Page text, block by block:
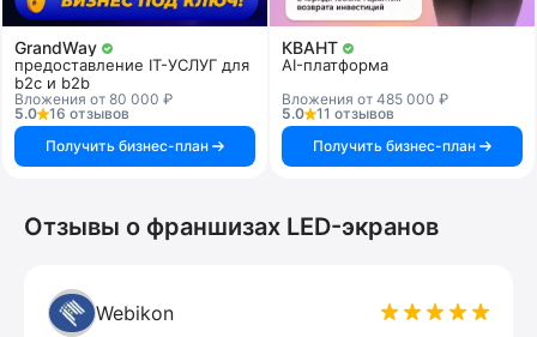
GrandWay
предоставление IT-УСЛУГ для
b2c и b2b
Вложения от 80 000 ₽
5.0
16 отзывов
Получить бизнес-план
КВАНТ
AI-платформа
Вложения от 485 000 ₽
5.0
11 отзывов
Получить бизнес-план
Отзывы о франшизах LED-экранов
Webikon